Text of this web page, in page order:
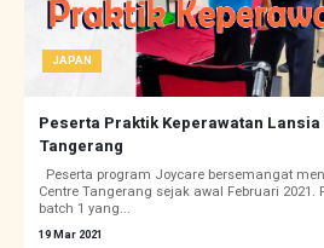
JAPAN
Peserta Praktik Keperawatan
Tangerang
Peserta program Joycare bersemangat
Centre Tangerang sejak awal Februari 2021.
batch 1 yang...
19 Mar 2021